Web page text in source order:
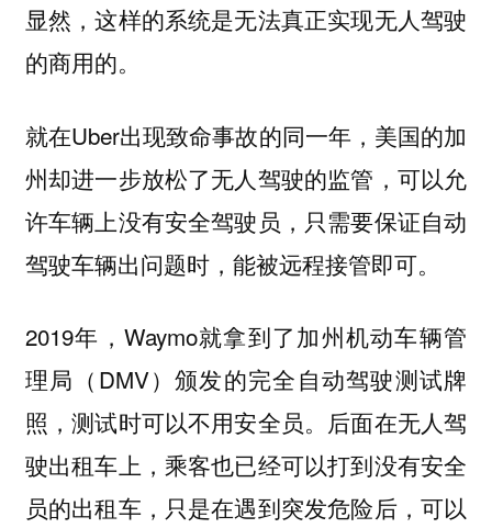
显然，这样的系统是无法真正实现无人驾驶
的商用的。
就在Uber出现致命事故的同一年，美国的加
州却进一步放松了无人驾驶的监管，可以允
许车辆上没有安全驾驶员，只需要保证自动
驾驶车辆出问题时，能被远程接管即可。
2019年，Waymo就拿到了加州机动车辆管
理局（DMV）颁发的完全自动驾驶测试牌
照，测试时可以不用安全员。后面在无人驾
驶出租车上，乘客也已经可以打到没有安全
员的出租车，只是在遇到突发危险后，可以